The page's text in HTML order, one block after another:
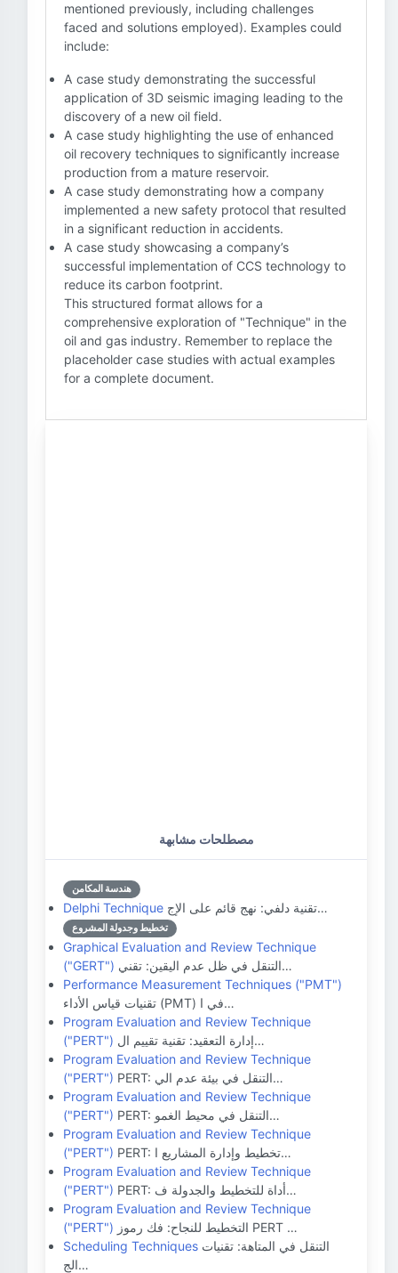
mentioned previously, including challenges
faced and solutions employed). Examples could
include:
A case study demonstrating the successful
application of 3D seismic imaging leading to the
discovery of a new oil field.
A case study highlighting the use of enhanced
oil recovery techniques to significantly increase
production from a mature reservoir.
A case study demonstrating how a company
implemented a new safety protocol that resulted
in a significant reduction in accidents.
A case study showcasing a company’s
successful implementation of CCS technology to
reduce its carbon footprint.
This structured format allows for a
comprehensive exploration of "Technique" in the
oil and gas industry. Remember to replace the
placeholder case studies with actual examples
for a complete document.
مصطلحات مشابهة
هندسة المكامن
Delphi Technique تقنية دلفي: نهج قائم على الإج…
تخطيط وجدولة المشروع
Graphical Evaluation and Review Technique
("GERT")
التنقل في ظل عدم اليقين: تقني…
Performance Measurement Techniques ("PMT")
تقنيات قياس الأداء (PMT) في ا…
Program Evaluation and Review Technique
("PERT")
إدارة التعقيد: تقنية تقييم ال…
Program Evaluation and Review Technique
("PERT")
PERT: التنقل في بيئة عدم الي…
Program Evaluation and Review Technique
("PERT")
PERT: التنقل في محيط الغمو…
Program Evaluation and Review Technique
("PERT")
PERT: تخطيط وإدارة المشاريع ا…
Program Evaluation and Review Technique
("PERT")
PERT: أداة للتخطيط والجدولة ف…
Program Evaluation and Review Technique
("PERT")
التخطيط للنجاح: فك رموز PERT …
Scheduling Techniques
الج…